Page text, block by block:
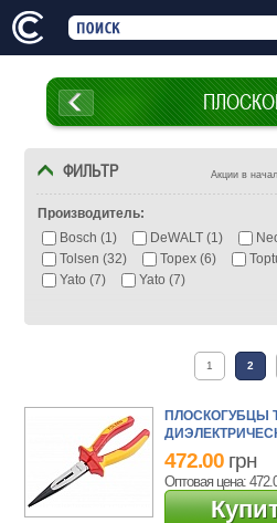
ФИЛЬТР Акции в
Производитель:
Bosch (1)
DeWALT (1)
Tolsen (32)
Topex (6)
Yato (7)
Yato (7)
1 2
ПЛОСКОГУБЦЫ
472.00 грн
Оптовая цена: